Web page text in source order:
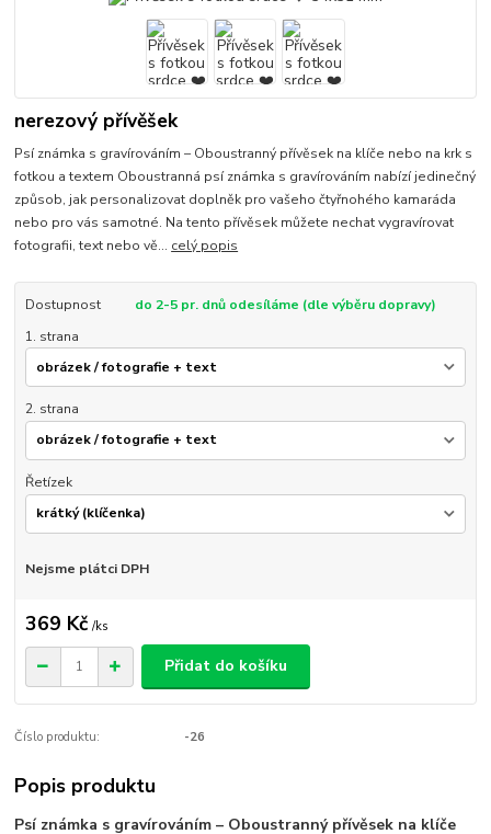
nerezový přívěšek
Psí známka s gravírováním – Oboustranný přívěsek na klíče nebo na krk s
fotkou a textem Oboustranná psí známka s gravírováním nabízí jedinečný
způsob, jak personalizovat doplněk pro vašeho čtyřnohého kamaráda
nebo pro vás samotné. Na tento přívěsek můžete nechat vygravírovat
fotografii, text nebo vě... celý popis
Dostupnost
do 2-5 pr. dnů odesíláme (dle výběru dopravy)
1. strana
2. strana
Řetízek
Nejsme plátci DPH
369 Kč /ks
Přidat do košíku
Číslo produktu: -26
Popis produktu
Psí známka s gravírováním – Oboustranný přívěsek na klíče